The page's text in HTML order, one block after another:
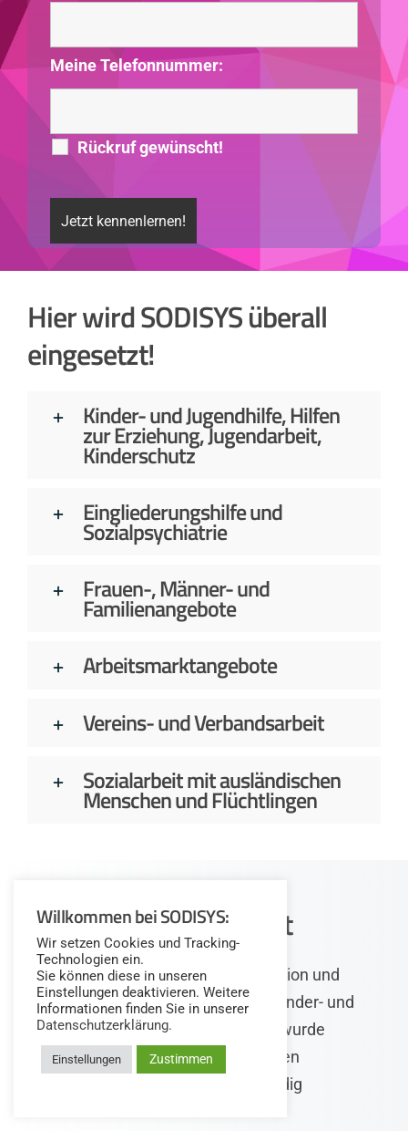
Meine Telefonnummer:
Rückruf gewünscht!
Hier wird SODISYS überall
eingesetzt!
Kinder- und Jugendhilfe, Hilfen
zur Erziehung, Jugendarbeit,
Kinderschutz
Eingliederungshilfe und
Sozialpsychiatrie
Frauen-, Männer- und
Familienangebote
Arbeitsmarktangebote
Vereins- und Verbandsarbeit
Sozialarbeit mit ausländischen
Menschen und Flüchtlingen
Wir kennen eure Arbeit
Aus der Motivation, die Dokumentation und
Abrechnung bei einem Träger der Kinder- und
Jugendhilfe stark zu vereinfachen, wurde
SODISYS mit vielen unterschiedlichen
Organisationen über die Jahre ständig
Willkommen bei SODISYS:
Wir setzen Cookies und Tracking-
Technologien ein.
Sie können diese in unseren
Einstellungen deaktivieren. Weitere
Informationen finden Sie in unserer
Datenschutzerklärung.
Einstellungen Zustimmen